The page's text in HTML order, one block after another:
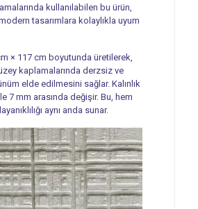
kullanılabilen bu ürün,
tasarımlara kolaylıkla uyum
× 117 cm boyutunda üretilerek,
kaplamalarında derzsiz ve
elde edilmesini sağlar. Kalınlık
7 mm arasında değişir. Bu, hem
aynı anda sunar.